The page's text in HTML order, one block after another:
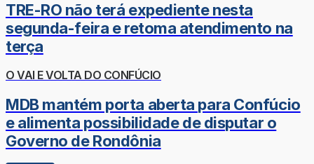
TRE-RO não terá expediente nesta
segunda-feira e retoma atendimento na
terça
O VAI E VOLTA DO CONFÚCIO
MDB mantém porta aberta para Confúcio
e alimenta possibilidade de disputar o
Governo de Rondônia